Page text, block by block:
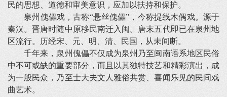
民的思想、道德和审美意识，应加以扶持和保护。
泉州傀儡戏，古称“悬丝傀儡”，今称提线木偶戏。源于
秦汉。晋唐时随中原移民南迁入闽。唐末五代即已在泉州地
区流行。历经宋、元、明、清、民国，从未间断。
千年来，泉州傀儡不仅成为泉州乃至闽南语系地区民俗
中不可或缺的重要部分，而且以其独特技艺和精彩演出，成
为一般民众，乃至士大夫文人雅俗共赏、喜闻乐见的民间戏
曲艺术。